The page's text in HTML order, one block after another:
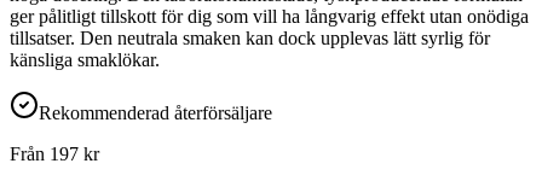
ger pålitligt tillskott för dig som vill ha långvarig effekt utan onödiga
tillsatser. Den neutrala smaken kan dock upplevas lätt syrlig för
känsliga smaklökar.
Rekommenderad återförsäljare
Från 197 kr